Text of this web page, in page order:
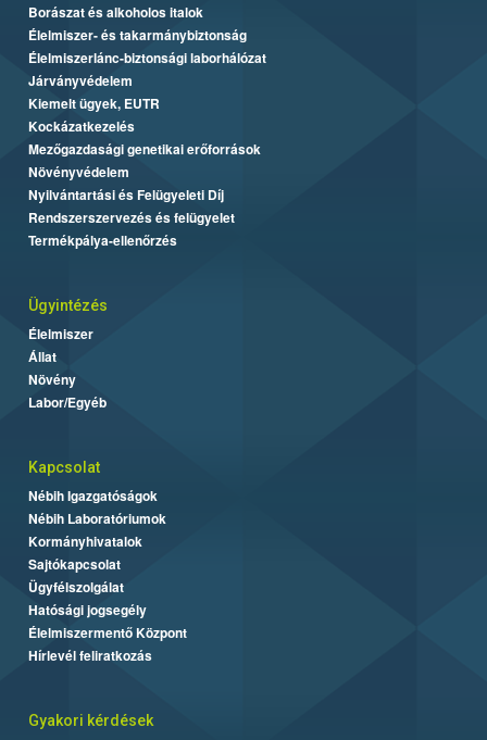
Borászat és alkoholos italok
Élelmiszer- és takarmánybiztonság
Élelmiszerlánc-biztonsági laborhálózat
Járványvédelem
Kiemelt ügyek, EUTR
Kockázatkezelés
Mezőgazdasági genetikai erőforrások
Növényvédelem
Nyilvántartási és Felügyeleti Díj
Rendszerszervezés és felügyelet
Termékpálya-ellenőrzés
Ügyintézés
Élelmiszer
Állat
Növény
Labor/Egyéb
Kapcsolat
Nébih Igazgatóságok
Nébih Laboratóriumok
Kormányhivatalok
Sajtókapcsolat
Ügyfélszolgálat
Hatósági jogsegély
Élelmiszermentő Központ
Hírlevél feliratkozás
Gyakori kérdések